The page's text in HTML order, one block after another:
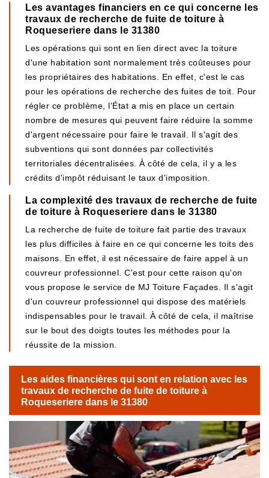
Les avantages financiers en ce qui concerne les
travaux de recherche de fuite de toiture à
Roqueseriere dans le 31380
Les opérations qui sont en lien direct avec la toiture
d'une habitation sont normalement très coûteuses pour
les propriétaires des habitations. En effet, c'est le cas
pour les opérations de recherche des fuites de toit. Pour
régler ce problème, l'État a mis en place un certain
nombre de mesures qui peuvent faire réduire la somme
d'argent nécessaire pour faire le travail. Il s'agit des
subventions qui sont données par collectivités
territoriales décentralisées. À côté de cela, il y a les
crédits d'impôt réduisant le taux d'imposition.
La complexité des travaux de recherche de fuite
de toiture à Roqueseriere dans le 31380
La recherche de fuite de toiture fait partie des travaux
les plus difficiles à faire en ce qui concerne les toits des
maisons. En effet, il est nécessaire de faire appel à un
couvreur professionnel. C'est pour cette raison qu'on
vous propose le service de MJ Toiture Façades. Il s'agit
d'un couvreur professionnel qui dispose des matériels
indispensables pour le travail. À côté de cela, il maîtrise
sur le bout des doigts toutes les méthodes pour la
réussite de la mission.
Les aides financières qui sont en relation avec les
travaux de recherche de fuite de toiture à
Roqueseriere dans le 31380